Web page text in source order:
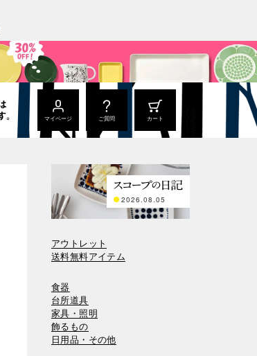
マイページ ご質問 カート
2026.08.05
アウトレット
送料無料アイテム
食器
台所道具
家具・照明
飾るもの
日用品・その他